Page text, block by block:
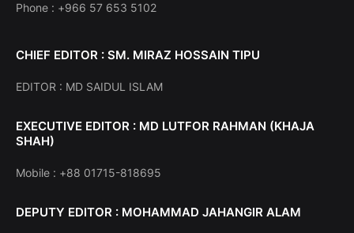
Phone : +966 57 653 5102
CHIEF EDITOR : SM. MIRAZ HOSSAIN TIPU
EDITOR : MD SAIDUL ISLAM
EXECUTIVE EDITOR : MD LUTFOR RAHMAN (KHAJA
SHAH)
Mobile : +88 01715-818695
DEPUTY EDITOR : MOHAMMAD JAHANGIR ALAM